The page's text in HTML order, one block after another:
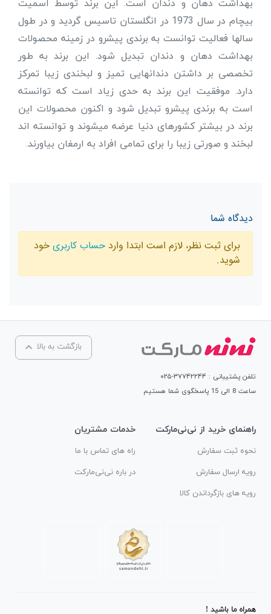
بهداشت دهان و دندان است. این برند توسط اسمیت
بیچام در سال 1973 در انگلستان تاسیس گردید و در طول
سالها فعالیت توانست به برندی پیشرو در زمینه محصولات
بهداشت دهان و دندان تبدیل شود. این برند به طور
تخصصی بر داشتن دندانهایی تمیز و لبخندی زیبا تمرکز
دارد. موفقیت این برند به حدی زیاد است که توانسته
است به برندی پیشرو تبدیل شود و اکنون محصولات این
برند در بیشتر کشورهای دنیا عرضه میشوند و توانسته اند
لبخند و صورتی زیبا را برای تمامی افراد به ارمغان بیاورند.
دیدگاه شما
برای ثبت نظر، لازم است ابتدا وارد حساب کاربری خود
شوید.
بازگشت به بالا
تلفن پشتیبانی : ۳۷۷۴۲۲۴۴-۰۲۵
ساعت 8 الی 15 پاسخگوی شما هستیم
راهنمای خرید از نی‌نی‌مارکت
نحوه ثبت سفارش
رویه ارسال سفارش
رویه های بازگرداندن کالا
خدمات مشتریان
راه های تماس با ما
در باره نی‌نی‌مارکت
همراه ما باشید !